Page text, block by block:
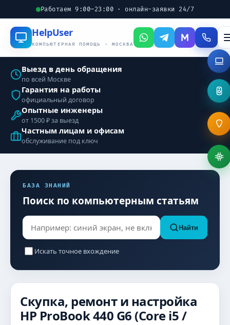
Работаем 9:00–23:00 · онлайн-заявки 24/7
HelpUser
КОМПЬЮТЕРНАЯ ПОМОЩЬ · МОСКВА
Выезд в день обращения
по всей Москве
Гарантия на работы
официальный договор
Опытные инженеры
от 1500 ₽ за выезд
Частным лицам и офисам
обслуживание под ключ
БАЗА ЗНАНИЙ
Поиск по компьютерным статьям
Найти
Искать точное вхождение
Скупка, ремонт и настройка
HP ProBook 440 G6 (Core i5 /